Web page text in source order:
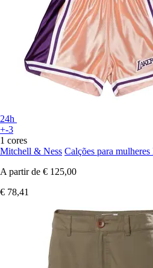
24h
+-3
1 cores
Mitchell & Ness Calções para
A partir de € 125,00
€ 78,41